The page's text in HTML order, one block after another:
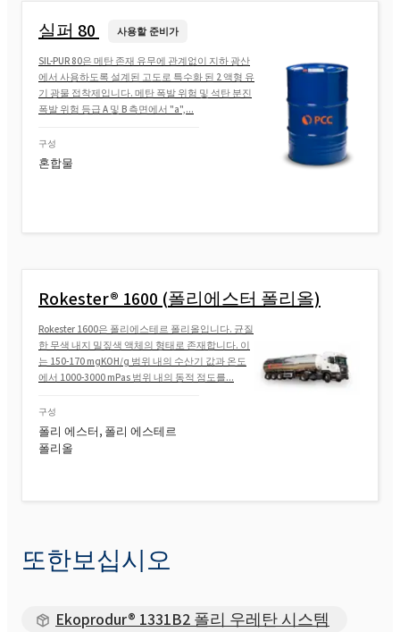
실퍼 80 사용할 준비가
SIL-PUR 80은 메탄 존재 유무에 관계없이 지하 광산
에서 사용하도록 설계된 고도로 특수화 된 2 액형 유
기 광물 접착제입니다. 메탄 폭발 위험 및 석탄 분진
폭발 위험 등급 A 및 B 측면에서 "a",...
구성
혼합물
Rokester® 1600 (폴리에스터 폴리올)
Rokester 1600은 폴리에스테르 폴리올입니다. 균질
한 무색 내지 밀짚색 액체의 형태로 존재합니다. 이
는 150-170 mgKOH/g 범위 내의 수산기 값과 온도
에서 1000-3000 mPas 범위 내의 동적 점도를...
구성
폴리 에스터, 폴리 에스테르
폴리올
또한보십시오
Ekoprodur® 1331B2 폴리 우레탄 시스템